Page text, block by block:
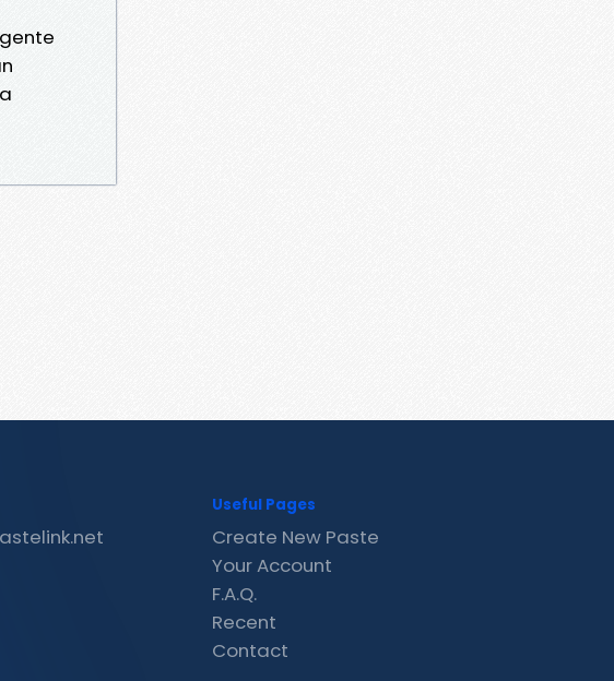
Useful Pages
Create New Paste
Your Account
F.A.Q.
Recent
Contact